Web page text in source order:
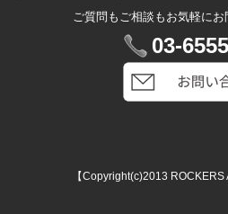
ご質問もご相談もお気軽にお
03-
【Copyright(c)2013 ROCKERS